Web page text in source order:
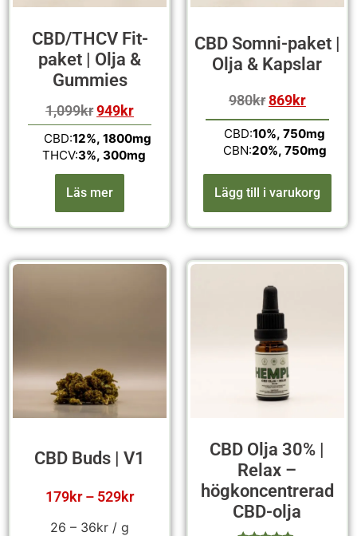
CBD/THCV Fit-
paket | Olja &
Gummies
1,099kr949kr
CBD:12%, 1800mg
THCV:3%, 300mg
Läs mer
CBD Somni-paket |
Olja & Kapslar
980kr869kr
CBD:10%, 750mg
CBN:20%, 750mg
Lägg till i varukorg
CBD Buds | V1
179kr – 529kr
26 – 36kr / g
CBD Olja 30% |
Relax –
högkoncentrerad
CBD-olja